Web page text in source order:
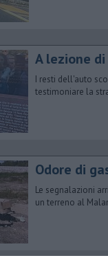
A lezione
I resti dell'auto
testimoniare la
Odore di
Le segnalazioni
un terreno al